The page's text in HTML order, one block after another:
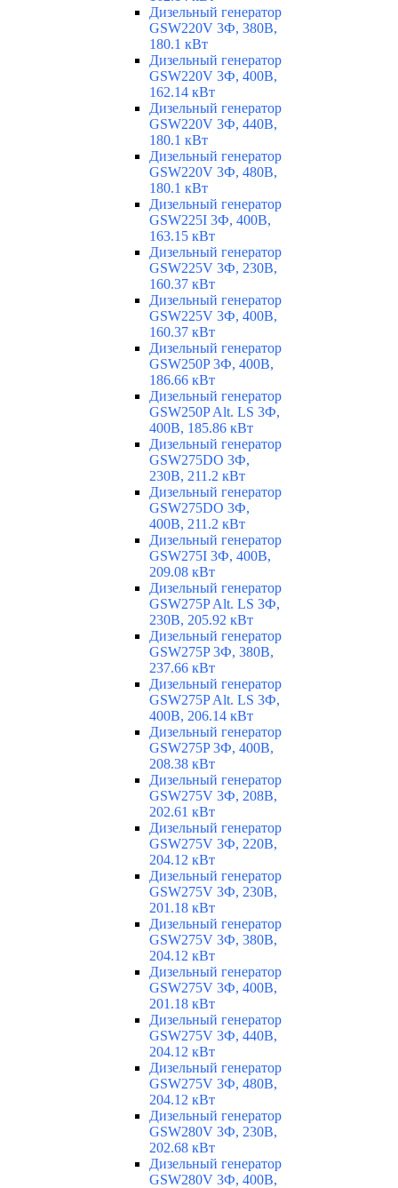
Дизельный генератор
GSW220V 3Ф, 380В,
180.1 кВт
Дизельный генератор
GSW220V 3Ф, 400В,
162.14 кВт
Дизельный генератор
GSW220V 3Ф, 440В,
180.1 кВт
Дизельный генератор
GSW220V 3Ф, 480В,
180.1 кВт
Дизельный генератор
GSW225I 3Ф, 400В,
163.15 кВт
Дизельный генератор
GSW225V 3Ф, 230В,
160.37 кВт
Дизельный генератор
GSW225V 3Ф, 400В,
160.37 кВт
Дизельный генератор
GSW250P 3Ф, 400В,
186.66 кВт
Дизельный генератор
GSW250P Alt. LS 3Ф,
400В, 185.86 кВт
Дизельный генератор
GSW275DO 3Ф,
230В, 211.2 кВт
Дизельный генератор
GSW275DO 3Ф,
400В, 211.2 кВт
Дизельный генератор
GSW275I 3Ф, 400В,
209.08 кВт
Дизельный генератор
GSW275P Alt. LS 3Ф,
230В, 205.92 кВт
Дизельный генератор
GSW275P 3Ф, 380В,
237.66 кВт
Дизельный генератор
GSW275P Alt. LS 3Ф,
400В, 206.14 кВт
Дизельный генератор
GSW275P 3Ф, 400В,
208.38 кВт
Дизельный генератор
GSW275V 3Ф, 208В,
202.61 кВт
Дизельный генератор
GSW275V 3Ф, 220В,
204.12 кВт
Дизельный генератор
GSW275V 3Ф, 230В,
201.18 кВт
Дизельный генератор
GSW275V 3Ф, 380В,
204.12 кВт
Дизельный генератор
GSW275V 3Ф, 400В,
201.18 кВт
Дизельный генератор
GSW275V 3Ф, 440В,
204.12 кВт
Дизельный генератор
GSW275V 3Ф, 480В,
204.12 кВт
Дизельный генератор
GSW280V 3Ф, 230В,
202.68 кВт
Дизельный генератор
GSW280V 3Ф, 400В,